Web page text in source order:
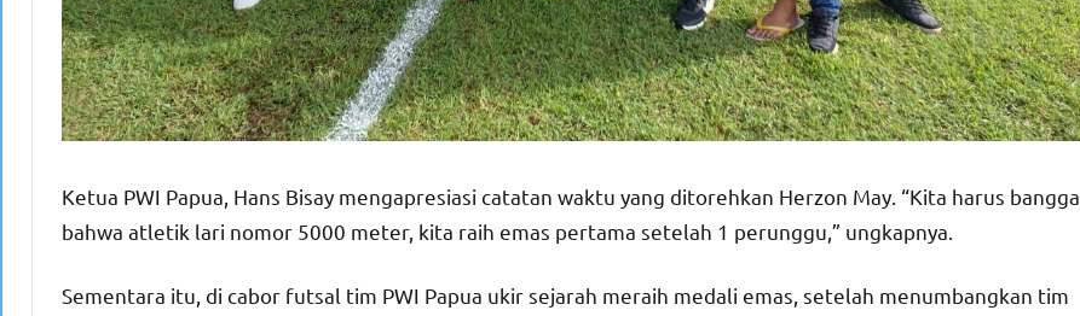
Ketua PWI Papua, Hans Bisay mengapresiasi catatan waktu yang ditorehkan Herzon May. “Kita harus bangga
bahwa atletik lari nomor 5000 meter, kita raih emas pertama setelah 1 perunggu,” ungkapnya.
Sementara itu, di cabor futsal tim PWI Papua ukir sejarah meraih medali emas, setelah menumbangkan tim